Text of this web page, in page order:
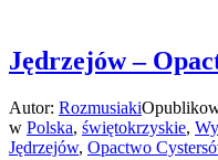
Jędrzejów –
Autor: Rozmusiaki
w Polska, świętokrzyskie,
Jędrzejów, Opactwo